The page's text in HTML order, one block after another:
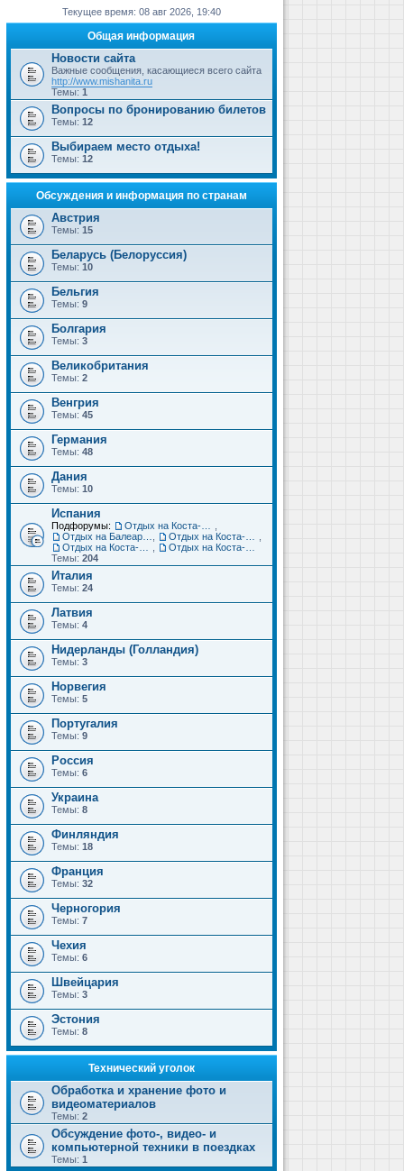
Текущее время: 08 авг 2026, 19:40
Общая информация
Новости сайта
Важные сообщения, касающиеся всего сайта
http://www.mishanita.ru
Темы: 1
Вопросы по бронированию билетов
Темы: 12
Выбираем место отдыха!
Темы: 12
Обсуждения и информация по странам
Австрия
Темы: 15
Беларусь (Белоруссия)
Темы: 10
Бельгия
Темы: 9
Болгария
Темы: 3
Великобритания
Темы: 2
Венгрия
Темы: 45
Германия
Темы: 48
Дания
Темы: 10
Испания
Подфорумы:
Темы: 204
Италия
Темы: 24
Латвия
Темы: 4
Нидерланды (Голландия)
Темы: 3
Норвегия
Темы: 5
Португалия
Темы: 9
Россия
Темы: 6
Украина
Темы: 8
Финляндия
Темы: 18
Франция
Темы: 32
Черногория
Темы: 7
Чехия
Темы: 6
Швейцария
Темы: 3
Эстония
Темы: 8
Технический уголок
Обработка и хранение фото и
видеоматериалов
Темы: 2
Обсуждение фото-, видео- и
компьютерной техники в поездках
Темы: 1